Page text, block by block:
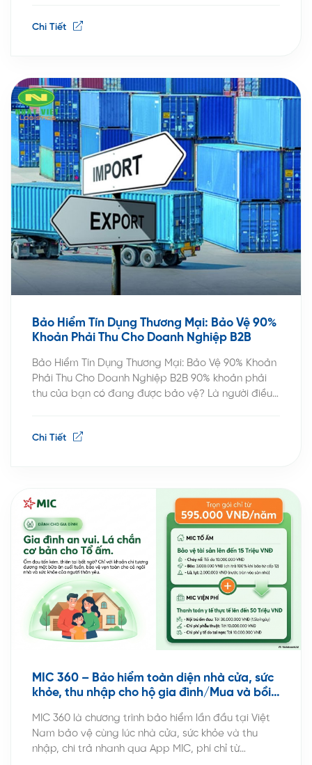
của bạn được bảo vệ trước […]
Chi Tiết
Bảo Hiểm Tín Dụng Thương Mại: Bảo Vệ 90%
Khoản Phải Thu Cho Doanh Nghiệp B2B
Bảo Hiểm Tín Dụng Thương Mại: Bảo Vệ 90% Khoản
Phải Thu Cho Doanh Nghiệp B2B 90% khoản phải
thu của bạn có đang được bảo vệ? Là người điều
bán trả chậm là một […]
Chi Tiết
MIC 360 – Bảo hiểm toàn diện nhà cửa, sức
khỏe, thu nhập cho hộ gia đình/Mua và bồi
MIC 360 là chương trình bảo hiểm lần đầu tại Việt
Nam bảo vệ cùng lúc nhà cửa, sức khỏe và thu
nhập, chi trả nhanh qua App MIC, phí chỉ từ